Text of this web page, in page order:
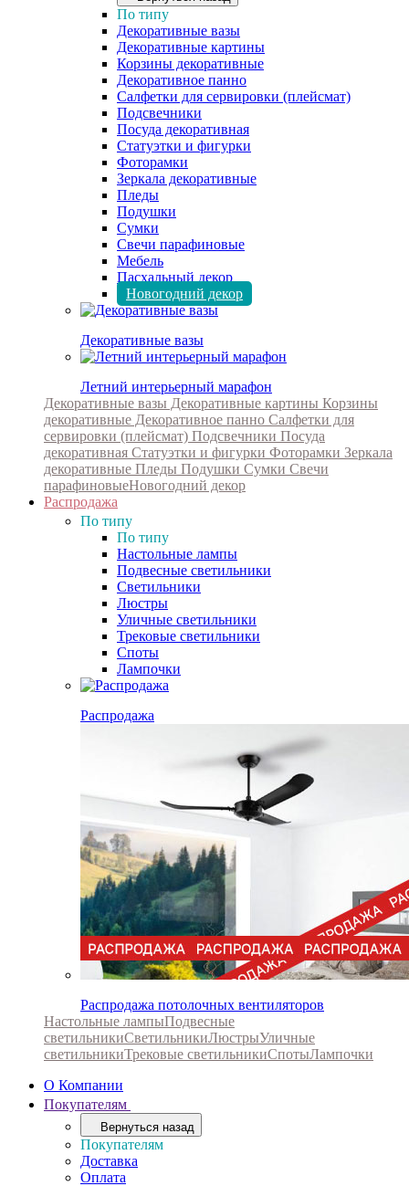
По типу
Декоративные вазы
Декоративные картины
Корзины декоративные
Декоративное панно
Салфетки для сервировки (плейсмат)
Подсвечники
Посуда декоративная
Статуэтки и фигурки
Фоторамки
Зеркала декоративные
Пледы
Подушки
Сумки
Свечи парафиновые
Мебель
Пасхальный декор
Новогодний декор
Декоративные вазы
Летний интерьерный марафон
Декоративные вазы Декоративные картины Корзины
декоративные Декоративное панно Салфетки для
сервировки (плейсмат) Подсвечники Посуда
декоративная Статуэтки и фигурки Фоторамки Зеркала
декоративные Пледы Подушки Сумки Свечи
парафиновыеНовогодний декор
Распродажа
По типу
По типу
Настольные лампы
Подвесные светильники
Светильники
Люстры
Уличные светильники
Трековые светильники
Споты
Лампочки
Распродажа
Распродажа потолочных вентиляторов
Настольные лампыПодвесные
светильникиСветильникиЛюстрыУличные
светильникиТрековые светильникиСпотыЛампочки
О Компании
Покупателям
Вернуться назад
Покупателям
Доставка
Оплата